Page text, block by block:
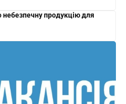
продукцію для